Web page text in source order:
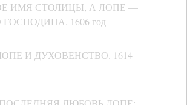
ИМЯ СТОЛИЦЫ, А ЛОПЕ —
1606 год
ЛОПЕ И ДУХОВЕНСТВО. 1614